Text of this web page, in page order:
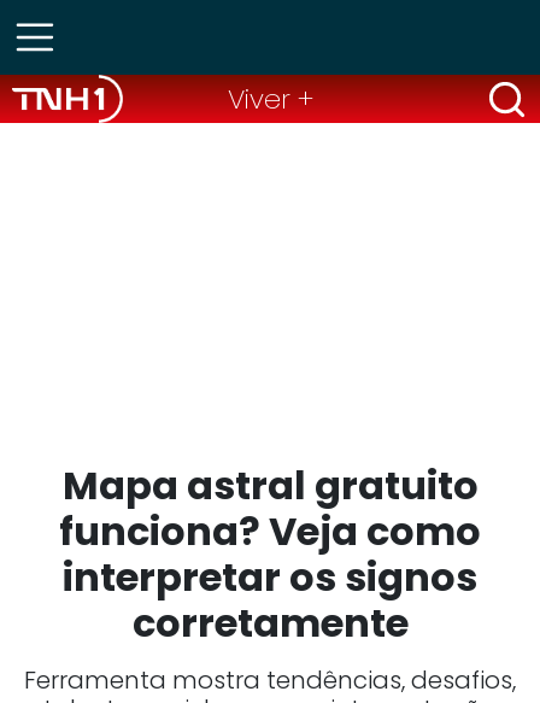
Viver +
Mapa astral gratuito
funciona? Veja como
interpretar os signos
corretamente
Ferramenta mostra tendências, desafios,